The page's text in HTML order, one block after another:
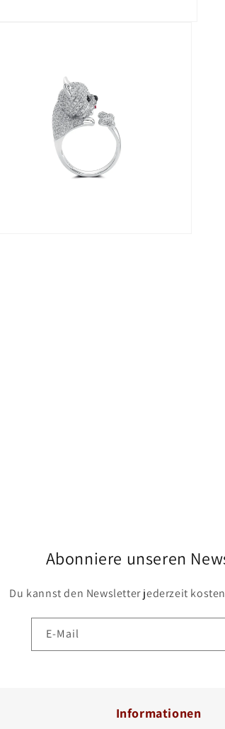
Abonniere unseren
Du kannst den Newsletter jederzeit
E-Mail
Informationen